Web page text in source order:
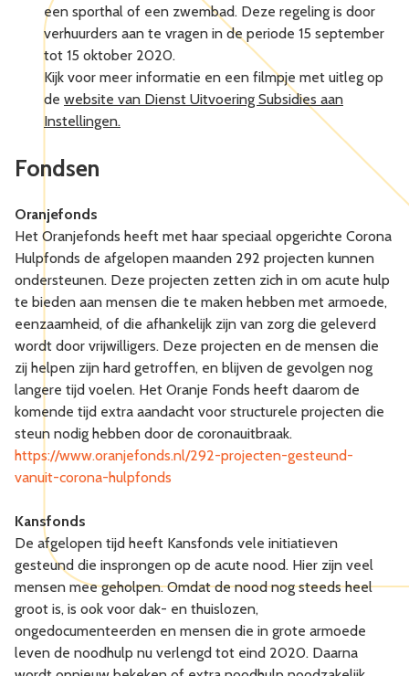
een sporthal of een zwembad. Deze regeling is door
verhuurders aan te vragen in de periode 15 september
tot 15 oktober 2020.
Kijk voor meer informatie en een filmpje met uitleg op
de website van Dienst Uitvoering Subsidies aan
Instellingen.
Fondsen
Oranjefonds
Het Oranjefonds heeft met haar speciaal opgerichte Corona
Hulpfonds de afgelopen maanden 292 projecten kunnen
ondersteunen. Deze projecten zetten zich in om acute hulp
te bieden aan mensen die te maken hebben met armoede,
eenzaamheid, of die afhankelijk zijn van zorg die geleverd
wordt door vrijwilligers. Deze projecten en de mensen die
zij helpen zijn hard getroffen, en blijven de gevolgen nog
langere tijd voelen. Het Oranje Fonds heeft daarom de
komende tijd extra aandacht voor structurele projecten die
steun nodig hebben door de coronauitbraak.
https://www.oranjefonds.nl/292-projecten-gesteund-
vanuit-corona-hulpfonds
Kansfonds
De afgelopen tijd heeft Kansfonds vele initiatieven
gesteund die insprongen op de acute nood. Hier zijn veel
mensen mee geholpen. Omdat de nood nog steeds heel
groot is, is ook voor dak- en thuislozen,
ongedocumenteerden en mensen die in grote armoede
leven de noodhulp nu verlengd tot eind 2020. Daarna